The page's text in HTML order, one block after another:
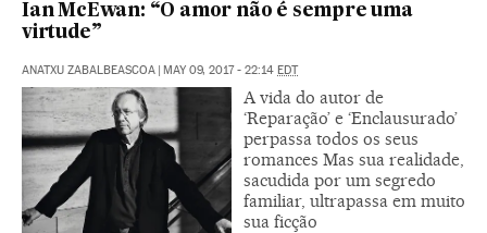
Ian McEwan: “O amor não é sempre uma
virtude”
ANATXU ZABALBEASCOA | MAY 09, 2017 - 22:14 EDT
A vida do autor de
‘Reparação’ e ‘Enclausurado’
perpassa todos os seus
romances Mas sua realidade,
sacudida por um segredo
familiar, ultrapassa em muito
sua ficção